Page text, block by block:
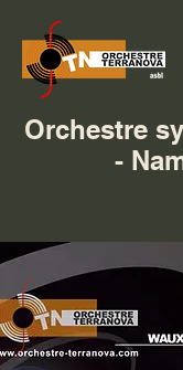
Orchestre
-